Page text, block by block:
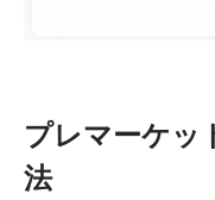
プレマーケッ
法